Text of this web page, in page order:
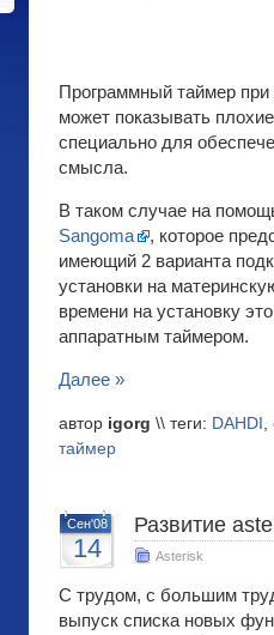
Программный таймер
может показывать
специально для
смысла.
В таком случае на
Sangoma
, которое
имеющий 2 варианта
установки на
времени на установку
аппаратным таймером.
Далее »
автор igorg \\ теги: DAHDI ,
таймер
Сен'08
14
Развитие
Asterisk
С трудом, с большим
выпуск списка новых